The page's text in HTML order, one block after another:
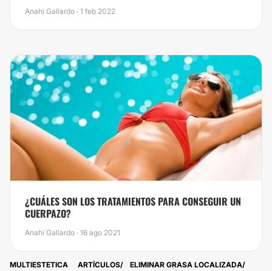
Anahí Gallardo · 1 feb 2022
¿CUÁLES SON LOS TRATAMIENTOS PARA CONSEGUIR UN
CUERPAZO?
Anahí Gallardo · 16 ago 2021
MULTIESTETICA ARTÍCULOS
ELIMINAR GRASA LOCALIZADA